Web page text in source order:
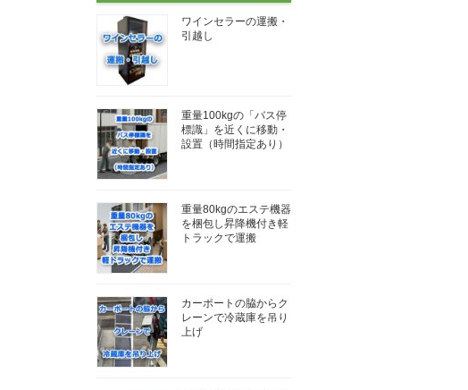
ワインセラーの運搬・
引越し
重量100kgの「バス停
標識」を近くに移動・
設置（時間指定あり）
重量80kgのエステ機器
を梱包し昇降機付き軽
トラックで運搬
カーポートの脇からク
レーンで冷蔵庫を吊り
上げ